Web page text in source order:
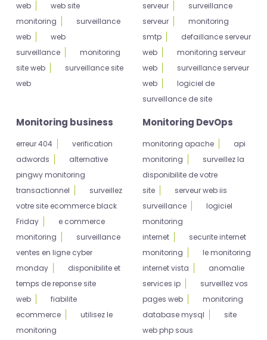
web
web site
monitoring
surveillance
web
web
surveillance
monitoring
site web
surveillance site
web
serveur
surveillance
serveur
monitoring
smtp
defaillance serveur
web
monitoring serveur
web
surveillance serveur
web
logiciel de
surveillance de site
Monitoring business
erreur 404
verification
adwords
alternative
pingwy monitoring
transactionnel
surveillez
votre site ecommerce black
Friday
e commerce
monitoring
surveillance
ventes en ligne cyber
monday
disponibilite et
temps de reponse site
web
fiabilite
ecommerce
utilisez le
monitoring
Monitoring DevOps
monitoring apache
api
monitoring
surveillez la
disponibilite de votre
site
serveur web iis
surveillance
logiciel
monitoring
internet
securite internet
monitoring
le monitoring
internet vista
anomalie
services ip
surveillez vos
pages web
monitoring
database mysql
site
web php sous